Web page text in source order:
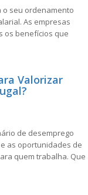
o seu ordenamento
As empresas
os benefícios que
Valorizar
de desemprego
as oportunidades de
quem trabalha. Que